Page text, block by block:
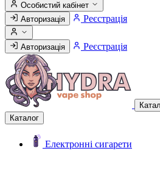
Особистий кабінет
Авторизація
Реєстрація
Авторизація Реєстрація
Каталог
Електронні сигарети